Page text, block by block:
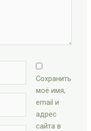
Сохранить
моё имя,
email и
адрес
сайта в